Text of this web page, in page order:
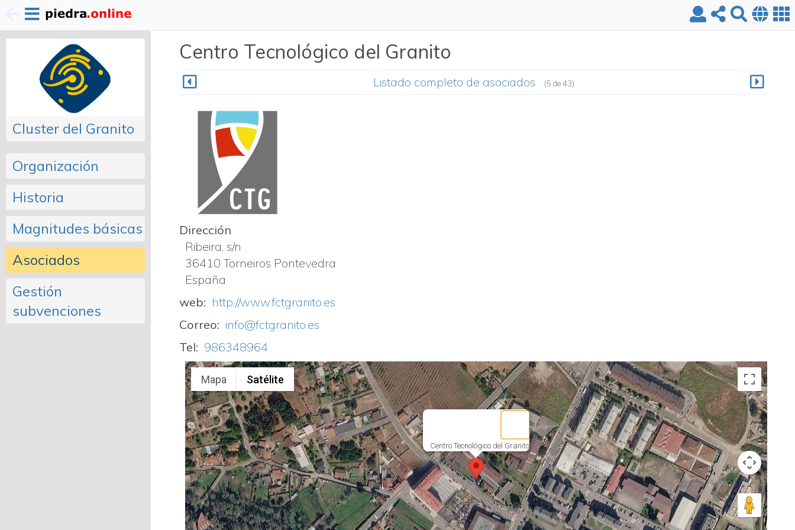
Pasar
contenido
principal
Cluster del Granito
Organización
Historia
Magnitudes básicas
Asociados
Gestión
subvenciones
Centro Tecnológico del Granito
Listado completo de asociados (5 de 43)
Dirección
Ribeira, s/n
36410 Torneiros Pontevedra
España
web
http://www.fctgranito.es
Correo
info@fctgranito.es
Tel
986348964
Centro Tecnológico del Granito
Mapa Satélite